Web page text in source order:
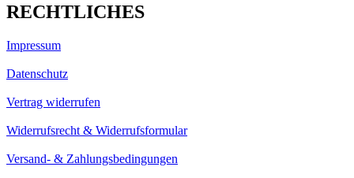
RECHTLICHES
Impressum
Datenschutz
Vertrag widerrufen
Widerrufsrecht & Widerrufsformular
Versand- & Zahlungsbedingungen